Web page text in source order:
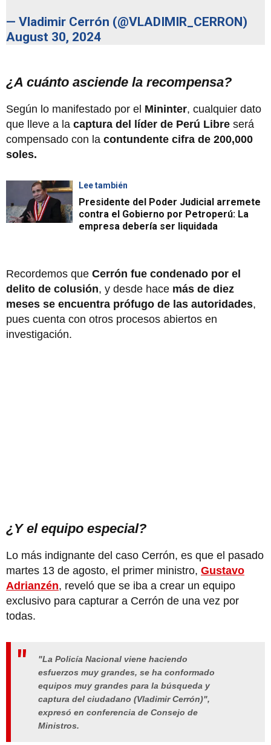
— Vladimir Cerrón (@VLADIMIR_CERRON)
August 30, 2024
¿A cuánto asciende la recompensa?
Según lo manifestado por el Mininter, cualquier dato
que lleve a la captura del líder de Perú Libre será
compensado con la contundente cifra de 200,000
soles.
Lee también
Presidente del Poder Judicial arremete
contra el Gobierno por Petroperú: La
empresa debería ser liquidada
Recordemos que Cerrón fue condenado por el
delito de colusión, y desde hace más de diez
meses se encuentra prófugo de las autoridades,
pues cuenta con otros procesos abiertos en
investigación.
¿Y el equipo especial?
Lo más indignante del caso Cerrón, es que el pasado
martes 13 de agosto, el primer ministro, Gustavo
Adrianzén, reveló que se iba a crear un equipo
exclusivo para capturar a Cerrón de una vez por
todas.
"La Policía Nacional viene haciendo
esfuerzos muy grandes, se ha conformado
equipos muy grandes para la búsqueda y
captura del ciudadano (Vladimir Cerrón)",
expresó en conferencia de Consejo de
Ministros.